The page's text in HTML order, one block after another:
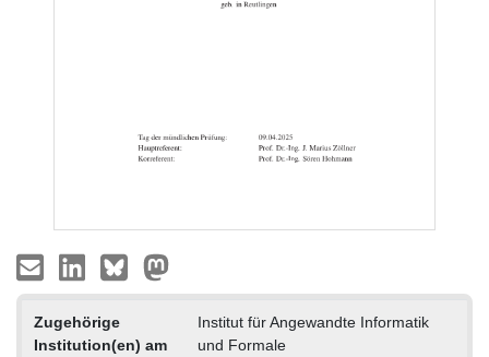
Zugehörige
Institution(en) am
Institut für Angewandte Informatik
und Formale